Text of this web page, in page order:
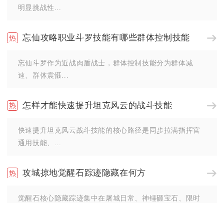
明显挑战性...
忘仙攻略职业斗罗技能有哪些群体控制技能
忘仙斗罗作为近战肉盾战士，群体控制技能分为群体减
速、群体震慑...
怎样才能快速提升坦克风云的战斗技能
快速提升坦克风云战斗技能的核心路径是同步拉满指挥官
通用技能、...
攻城掠地觉醒石踪迹隐藏在何方
觉醒石核心隐藏踪迹集中在屠城日常、神锤砸宝石、限时